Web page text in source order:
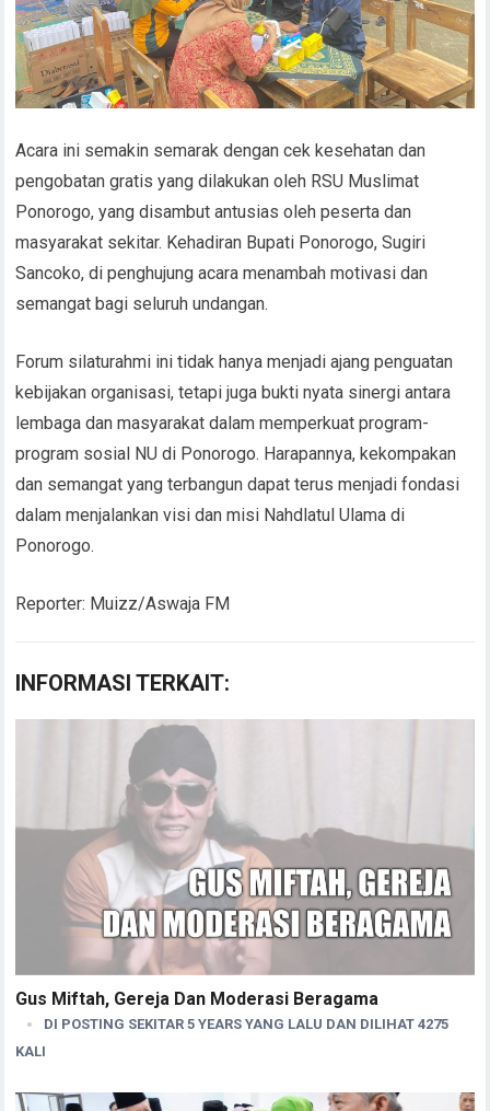
Acara ini semakin semarak dengan cek kesehatan dan
pengobatan gratis yang dilakukan oleh RSU Muslimat
Ponorogo, yang disambut antusias oleh peserta dan
masyarakat sekitar. Kehadiran Bupati Ponorogo, Sugiri
Sancoko, di penghujung acara menambah motivasi dan
semangat bagi seluruh undangan.
Forum silaturahmi ini tidak hanya menjadi ajang penguatan
kebijakan organisasi, tetapi juga bukti nyata sinergi antara
lembaga dan masyarakat dalam memperkuat program-
program sosial NU di Ponorogo. Harapannya, kekompakan
dan semangat yang terbangun dapat terus menjadi fondasi
dalam menjalankan visi dan misi Nahdlatul Ulama di
Ponorogo.
Reporter: Muizz/Aswaja FM
INFORMASI TERKAIT:
Gus Miftah, Gereja Dan Moderasi Beragama
DI POSTING SEKITAR 5 YEARS YANG LALU DAN DILIHAT 4275
KALI